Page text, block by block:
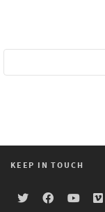
KEEP IN TOUCH